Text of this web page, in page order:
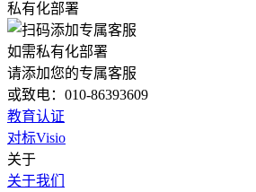
私有化部署
如需私有化部署
请添加您的专属客服
或致电：010-86393609
教育认证
对标Visio
关于
关于我们